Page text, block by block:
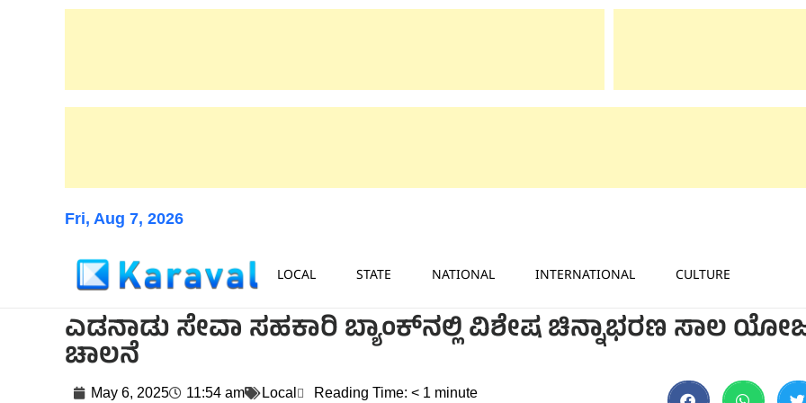
Fri, Aug 7, 2026
LOCAL STATE NATIONAL INTERNATIONAL CULTURE
ಎಡನಾಡು ಸೇವಾ ಸಹಕಾರಿ ಬ್ಯಾಂಕ್‌ನಲ್ಲಿ ವಿಶೇಷ ಚಿನ್ನಾಭರಣ ಸಾಲ
ಚಾಲನೆ
May 6, 2025 11:54 am Local Reading Time: < 1 minute